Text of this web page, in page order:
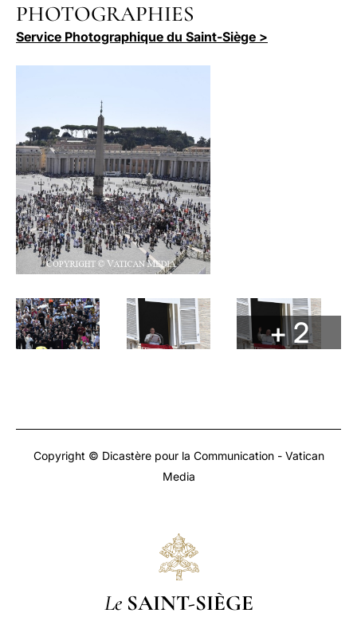
PHOTOGRAPHIES
Service Photographique du Saint-Siège >
+ 2
Copyright © Dicastère pour la Communication - Vatican
Media
Le SAINT-SIÈGE